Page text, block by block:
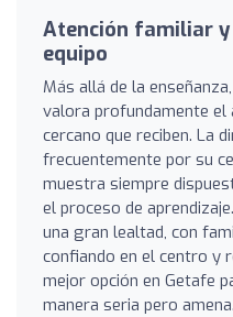
Atención familiar
equipo
Más allá de la
valora profundamente
cercano que reciben. La
frecuentemente por su
muestra siempre
el proceso de
una gran lealtad, con
confiando en el centro y
mejor opción en Getafe
manera seria pero amena.